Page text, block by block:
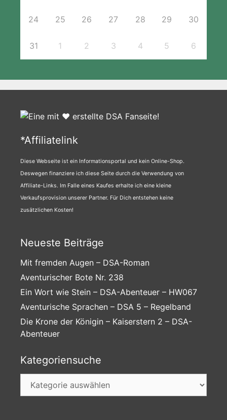
24 25 26 27 28 29 30
31 1 2 3 4 5 6
*Affiliatelink
Diese Webseite ist ein Informationsportal und kein Online-Shop.
Deswegen finanziere ich diese Seite durch die Verwendung von
Affiliate-Links. Im Falle eines Kaufes erhalte ich eine kleine
Verkaufsprovision unserer Partner. Für Dich entstehen keine
zusätzlichen Kosten!
Neueste Beiträge
Mit fremden Augen – DSA-Roman
Aventurischer Bote Nr. 238
Ein Wort wie Stein – DSA-Abenteuer – HW067
Aventurische Sprachen – DSA 5 – Regelband
Die Krone der Königin – Kaiserstern 2 – DSA-
Abenteuer
Kategoriensuche